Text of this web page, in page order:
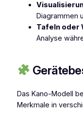
Diagrammen
Tafeln oder
Analyse
Das Kano-Modell
Merkmale in